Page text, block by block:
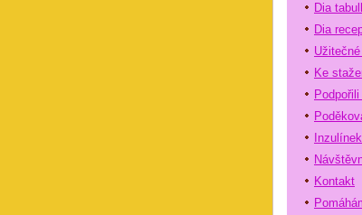
Dia
Dia
Ke
Kontakt